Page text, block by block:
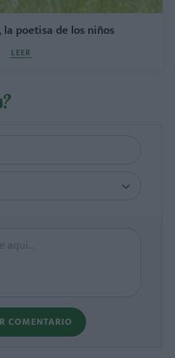
poetisa de los niños
LEER
COMENTARIO